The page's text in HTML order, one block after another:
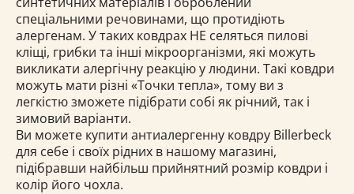
спеціальними речовинами, що протидіють
алергенам. У таких ковдрах НЕ селяться пилові
кліщі, грибки та інші мікроорганізми, які можуть
викликати алергічну реакцію у людини. Такі ковдри
можуть мати різні «Точки тепла», тому ви з
легкістю зможете підібрати собі як річний, так і
зимовий варіанти.
Ви можете купити антиалергенну ковдру Billerbeck
для себе і своїх рідних в нашому магазині,
підібравши найбільш прийнятний розмір ковдри і
колір його чохла.